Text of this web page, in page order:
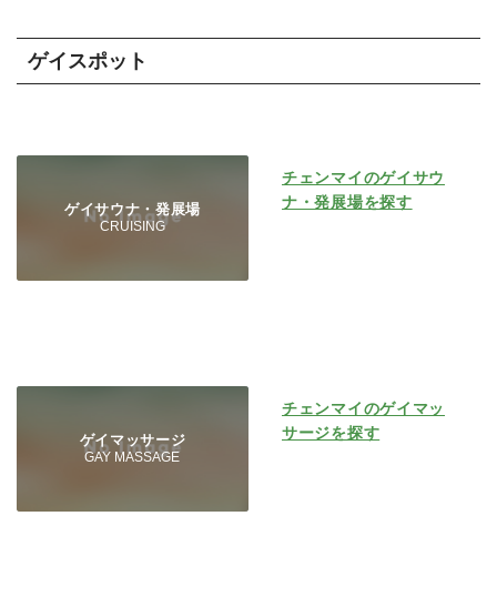
ゲイスポット
ゲイサウナ・発展場
CRUISING
チェンマイのゲイサウ
ナ・発展場を探す
ゲイマッサージ
GAY MASSAGE
チェンマイのゲイマッ
サージを探す